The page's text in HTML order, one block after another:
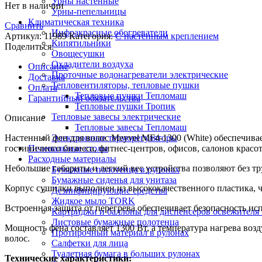
Урны-пепельницы
Климатическая техника
Инфракрасные обогреватели
Кипятильники
Овощесушки
Охладители воздуха
Проточные водонагреватели электрические
Тепловентиляторы, тепловые пушки
Тепловые пушки Тепломаш
Тепловые пушки Тропик
Тепловые завесы электрические
Тепловые завесы Тепломаш
Электронные терморегуляторы
Пеленальные столы
Расходные материалы
Бумажные полотенца в рулонах
Бумажные сиденья для унитаза
Дезинфицирующие средства
Жидкое мыло TORK
Картриджи и баллоны для диспенсеров освежителя
Листовые бумажные полотенца
Протирочный материал в рулонах
Салфетки для лица
Туалетная бумага в больших рулонах
Нет в наличии
Сравнить
Артикул:11989Категория: С настенным креплением
Поделиться:
Описание
Доставка
Оплата
Гарантийный обязательства
Описание
Настенный фен для волос Meyvel MF4-1300 (White)
гостиничного бизнеса, фитнес-центров, офисов, салонов
Небольшие габариты и легкий вес устройства позволяют без
Корпус сушилки выполнен из высококачественного пластика,
Встроенная защита от перегрева обеспечивает безопасность
Мощность фена составляет 1300 Вт, а температура нагрева
волос.
Технические характеристики: